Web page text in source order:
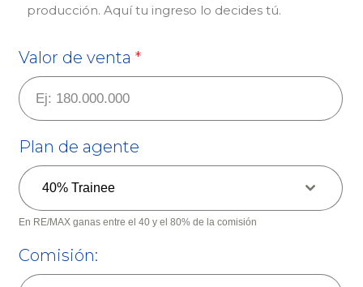
producción. Aquí tu ingreso lo decides tú.
Valor de venta *
Plan de agente
40% Trainee
En RE/MAX ganas entre el 40 y el 80% de la comisión
Comisión: